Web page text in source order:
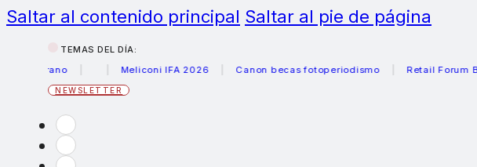
Saltar al contenido principal Saltar al pie de página
TEMAS DEL DÍA:
Meliconi IFA 2026 Canon becas fotoperiodismo Retail Forum
NEWSLETTER